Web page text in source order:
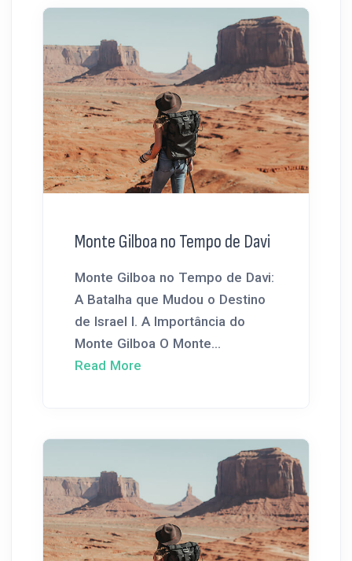
Monte Gilboa no Tempo de Davi
Monte Gilboa no Tempo de Davi:
A Batalha que Mudou o Destino
de Israel I. A Importância do
Monte Gilboa O Monte...
Read More